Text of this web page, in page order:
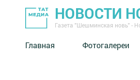
НОВОСТИ
Газета "Шешминская новь" -
Главная Фотогалереи